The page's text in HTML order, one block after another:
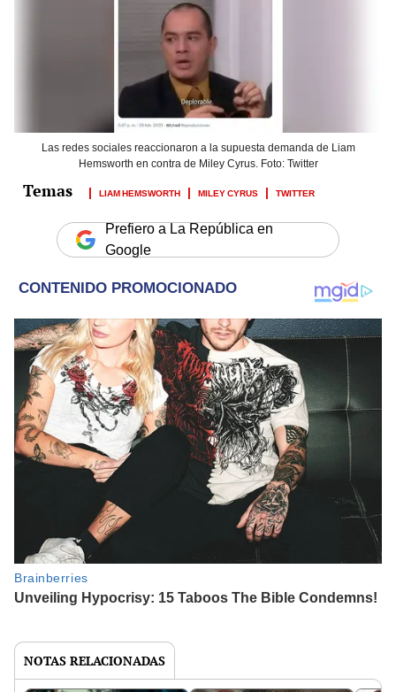
Las redes sociales reaccionaron a la supuesta demanda de Liam
Hemsworth en contra de Miley Cyrus. Foto: Twitter
LIAM HEMSWORTH MILEY CYRUS TWITTER
Prefiero a La República en
Google
NOTAS RELACIONADAS